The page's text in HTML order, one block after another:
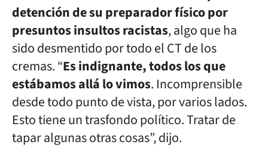
detención de su preparador físico por
presuntos insultos racistas, algo que ha
sido desmentido por todo el CT de los
cremas. “Es indignante, todos los que
estábamos allá lo vimos. Incomprensible
desde todo punto de vista, por varios lados.
Esto tiene un trasfondo político. Tratar de
tapar algunas otras cosas”, dijo.